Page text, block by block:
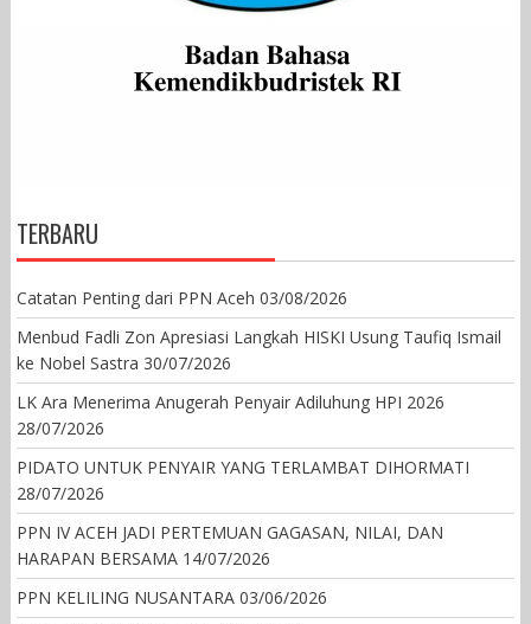
TERBARU
Catatan Penting dari PPN Aceh 03/08/2026
Menbud Fadli Zon Apresiasi Langkah HISKI Usung Taufiq Ismail
ke Nobel Sastra 30/07/2026
LK Ara Menerima Anugerah Penyair Adiluhung HPI 2026
28/07/2026
PIDATO UNTUK PENYAIR YANG TERLAMBAT DIHORMATI
28/07/2026
PPN IV ACEH JADI PERTEMUAN GAGASAN, NILAI, DAN
HARAPAN BERSAMA 14/07/2026
PPN KELILING NUSANTARA 03/06/2026